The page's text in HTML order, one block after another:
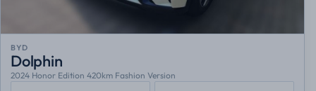
BYD
Dolphin
2024 Honor Edition 420km Fashion Version